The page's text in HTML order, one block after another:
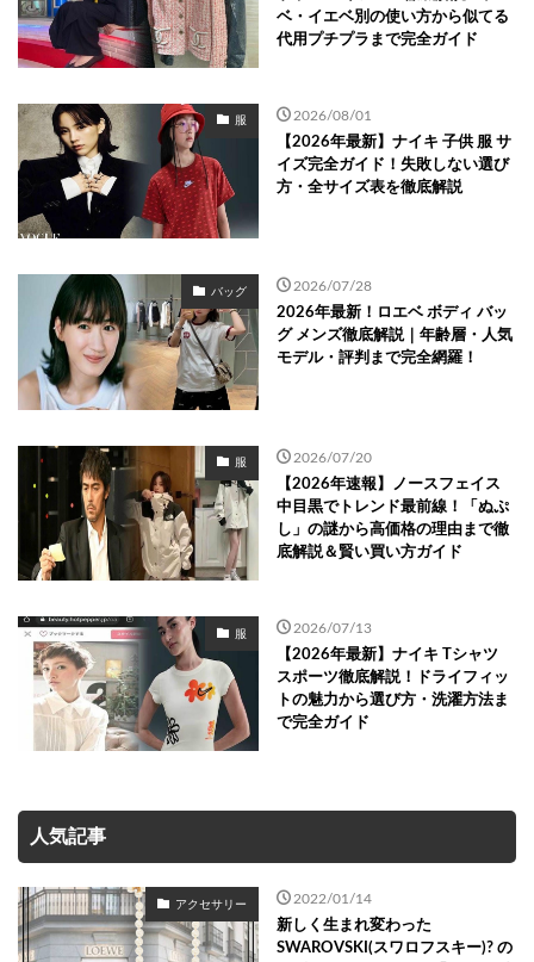
ベ・イエベ別の使い方から似てる
代用プチプラまで完全ガイド
服 2026/08/01
【2026年最新】ナイキ 子供 服 サ
イズ完全ガイド！失敗しない選び
方・全サイズ表を徹底解説
バッグ 2026/07/28
2026年最新！ロエベ ボディ バッ
グ メンズ徹底解説｜年齢層・人気
モデル・評判まで完全網羅！
服 2026/07/20
【2026年速報】ノースフェイス
中目黒でトレンド最前線！「ぬぷ
し」の謎から高価格の理由まで徹
底解説＆賢い買い方ガイド
服 2026/07/13
【2026年最新】ナイキ Tシャツ
スポーツ徹底解説！ドライフィッ
トの魅力から選び方・洗濯方法ま
で完全ガイド
人気記事
アクセサリー 2022/01/14
新しく生まれ変わった
SWAROVSKI(スワロフスキー)? の